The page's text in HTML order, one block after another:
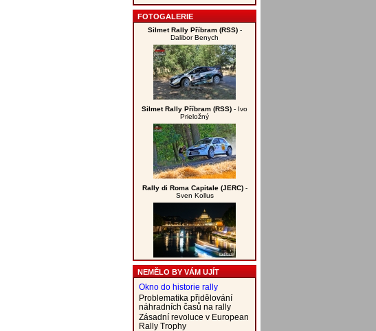
FOTOGALERIE
Silmet Rally Příbram (RSS)-
Dalibor Benych
Silmet Rally Příbram (RSS) - Ivo
Prieložný
Rally di Roma Capitale (JERC)-
Sven Kollus
NEMĚLO BY VÁM UJÍT
Okno do historie rally
Problematika přidělování
náhradních časů na rally
Zásadní revoluce v European
Rally Trophy